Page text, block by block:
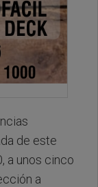
de este
a unos cinco
a